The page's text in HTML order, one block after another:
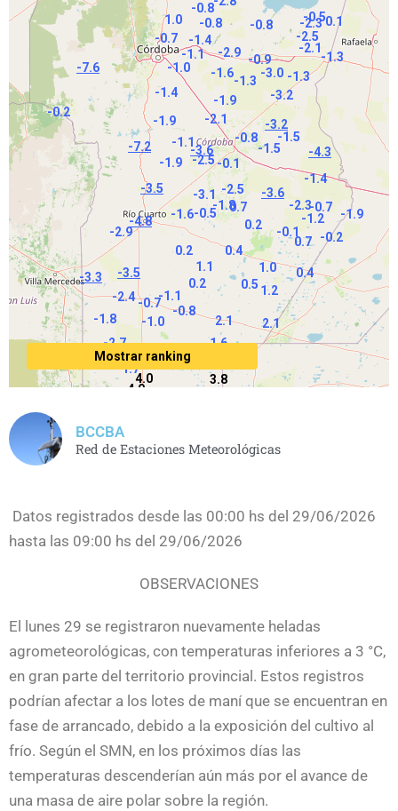
BCCBA
Red de Estaciones Meteorológicas
Datos registrados desde las 00:00 hs del 29/06/2026
hasta las 09:00 hs del 29/06/2026
OBSERVACIONES
El lunes 29 se registraron nuevamente heladas
agrometeorológicas, con temperaturas inferiores a 3 °C,
en gran parte del territorio provincial. Estos registros
podrían afectar a los lotes de maní que se encuentran en
fase de arrancado, debido a la exposición del cultivo al
frío. Según el SMN, en los próximos días las
temperaturas descenderían aún más por el avance de
una masa de aire polar sobre la región.